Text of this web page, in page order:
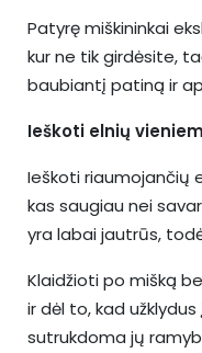
Patyrę miškininkai
kur ne tik girdėsite,
baubiantį patiną ir
Ieškoti elnių
Ieškoti riaumojančių
kas saugiau nei
yra labai jautrūs,
Klaidžioti po mišką
ir dėl to, kad
sutrukdoma jų